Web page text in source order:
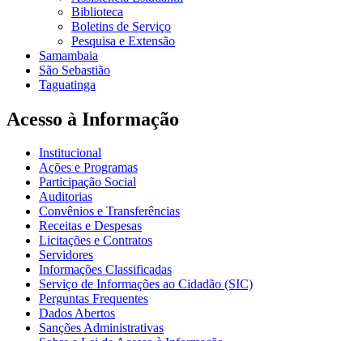
Biblioteca
Boletins de Serviço
Pesquisa e Extensão
Samambaia
São Sebastião
Taguatinga
Acesso à Informação
Institucional
Ações e Programas
Participação Social
Auditorias
Convênios e Transferências
Receitas e Despesas
Licitações e Contratos
Servidores
Informações Classificadas
Serviço de Informações ao Cidadão (SIC)
Perguntas Frequentes
Dados Abertos
Sanções Administrativas